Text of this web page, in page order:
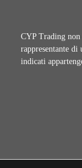
CYP Trading
rappresentante
indicati